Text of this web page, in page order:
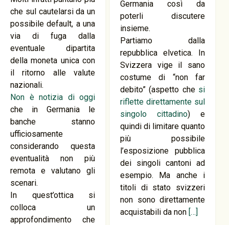
Germania così da
poterli discutere
insieme.
Partiamo dalla
repubblica elvetica. In
Svizzera vige il sano
costume di “non far
debito” (aspetto che si
riflette direttamente sul
singolo cittadino) e
quindi di limitare quanto
più possibile
l’esposizione pubblica
dei singoli cantoni ad
esempio. Ma anche i
titoli di stato svizzeri
non sono direttamente
acquistabili da non […]
che sul cautelarsi da un
possibile default, a una
via di fuga dalla
eventuale dipartita
della moneta unica con
il ritorno alle valute
nazionali.
Non è notizia di oggi
che in Germania le
banche stanno
ufficiosamente
considerando questa
eventualità non più
remota e valutano gli
scenari.
In quest’ottica si
colloca un
approfondimento che